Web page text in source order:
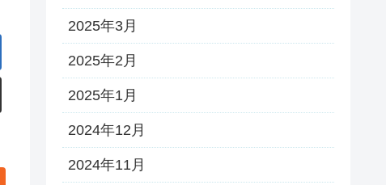
2025年3月
2025年2月
2025年1月
2024年12月
2024年11月